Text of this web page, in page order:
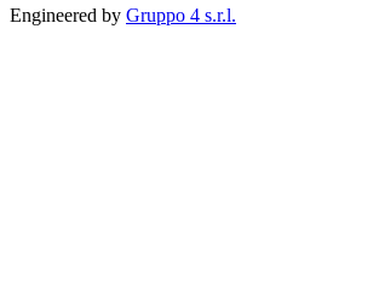
Engineered by Gruppo 4 s.r.l.